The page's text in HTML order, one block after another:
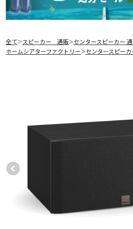
全て＞ スピーカー 通販＞センタースピーカー
ホームシアターファクトリー＞センタースピーカ